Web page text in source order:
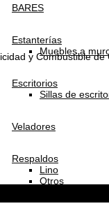
BARES
Estanterías
Muebles a
Escritorios
Sillas de
Veladores
Respaldos
Lino
Otros
y Combustible de